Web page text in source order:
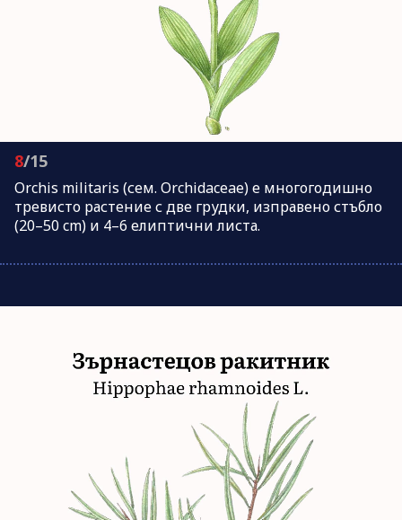
8/15
Orchis militaris (сем. Orchidaceae) е многогодишно
тревисто растение с две грудки, изправено стъбло
(20–50 cm) и 4–6 елиптични листа.